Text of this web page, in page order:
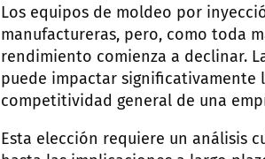
Los equipos de moldeo por
manufactureras, pero, como toda
rendimiento comienza a declinar.
puede impactar significativamente
competitividad general de una
Esta elección requiere un análisis